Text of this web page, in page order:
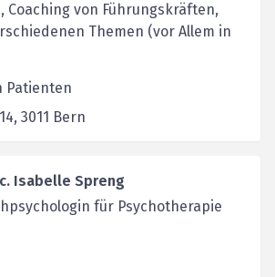
Coaching von Führungskräften,
Themen (vor Allem in
Patienten
3011 Bern
Isabelle Spreng
für Psychotherapie